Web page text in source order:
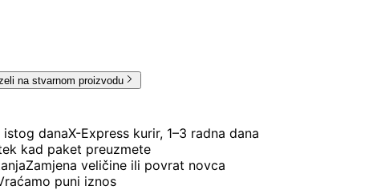
na stvarnom proizvodu
danaX-Express kurir, 1–3 radna dana
kad paket preuzmete
Zamjena veličine ili povrat novca
puni iznos